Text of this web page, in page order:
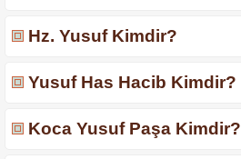
Hz. Yusuf Kimdir?
Yusuf Has Hacib Kimdir?
Koca Yusuf Paşa Kimdir?